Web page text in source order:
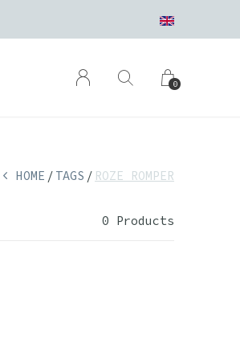
0
HOME TAGS ROZE ROMPER
0 Products